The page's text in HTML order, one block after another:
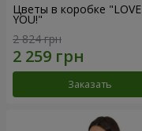
Цветы в коробке "LOVE
YOU!"
2 824 грн
Заказать